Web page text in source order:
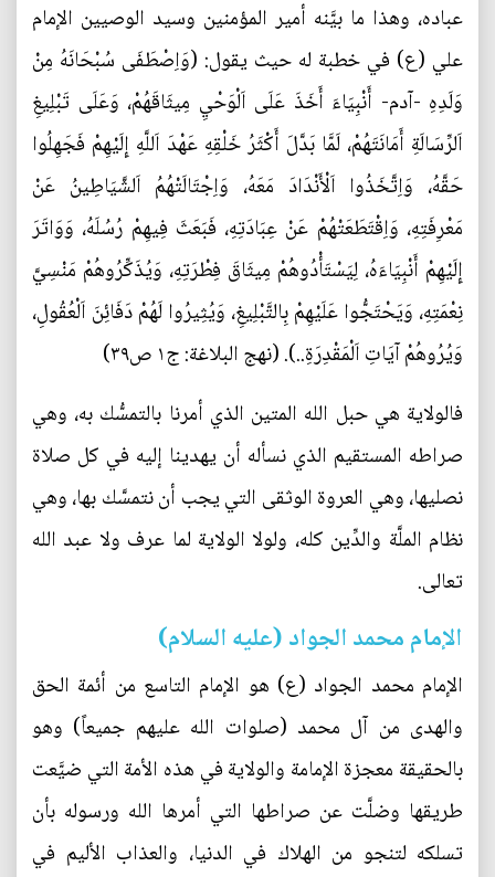
عباده، وهذا ما بيَّنه أمير المؤمنين وسيد الوصيين الإمام
علي (ع) في خطبة له حيث يقول: (وَاِصْطَفَى سُبْحَانَهُ مِنْ
وَلَدِهِ -آدم- أَنْبِيَاءَ أَخَذَ عَلَى اَلْوَحْيِ مِيثَاقَهُمْ، وَعَلَى تَبْلِيغِ
اَلرِّسَالَةِ أَمَانَتَهُمْ، لَمَّا بَدَّلَ أَكْثَرُ خَلْقِهِ عَهْدَ اَللَّهِ إِلَيْهِمْ فَجَهِلُوا
حَقَّهُ، وَاِتَّخَذُوا اَلْأَنْدَادَ مَعَهُ، وَاِجْتَالَتْهُمُ اَلشَّيَاطِينُ عَنْ
مَعْرِفَتِهِ، وَاِقْتَطَعَتْهُمْ عَنْ عِبَادَتِهِ، فَبَعَثَ فِيهِمْ رُسُلَهُ، وَوَاتَرَ
إِلَيْهِمْ أَنْبِيَاءَهُ، لِيَسْتَأْدُوهُمْ مِيثَاقَ فِطْرَتِهِ، وَيُذَكِّرُوهُمْ مَنْسِيَّ
نِعْمَتِهِ، وَيَحْتَجُّوا عَلَيْهِمْ بِالتَّبْلِيغِ، وَيُثِيرُوا لَهُمْ دَفَائِنَ اَلْعُقُولِ،
وَيُرُوهُمْ آيَاتِ اَلْمَقْدِرَةِ..). (نهج البلاغة: ج۱ ص۳۹)
فالولاية هي حبل الله المتين الذي أمرنا بالتمسُّك به، وهي
صراطه المستقيم الذي نسأله أن يهدينا إليه في كل صلاة
نصليها، وهي العروة الوثقى التي يجب أن نتمسَّك بها، وهي
نظام الملَّة والدِّين كله، ولولا الولاية لما عرف ولا عبد الله
تعالى.
الإمام محمد الجواد (عليه السلام)
الإمام محمد الجواد (ع) هو الإمام التاسع من أئمة الحق
والهدى من آل محمد (صلوات الله عليهم جميعاً) وهو
بالحقيقة معجزة الإمامة والولاية في هذه الأمة التي ضيَّعت
طريقها وضلَّت عن صراطها التي أمرها الله ورسوله بأن
تسلكه لتنجو من الهلاك في الدنيا، والعذاب الأليم في